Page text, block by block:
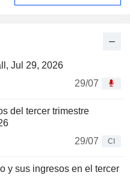
Jul 29, 2026
29/07
del tercer trimestre
29/07
CI
y sus ingresos en el tercer